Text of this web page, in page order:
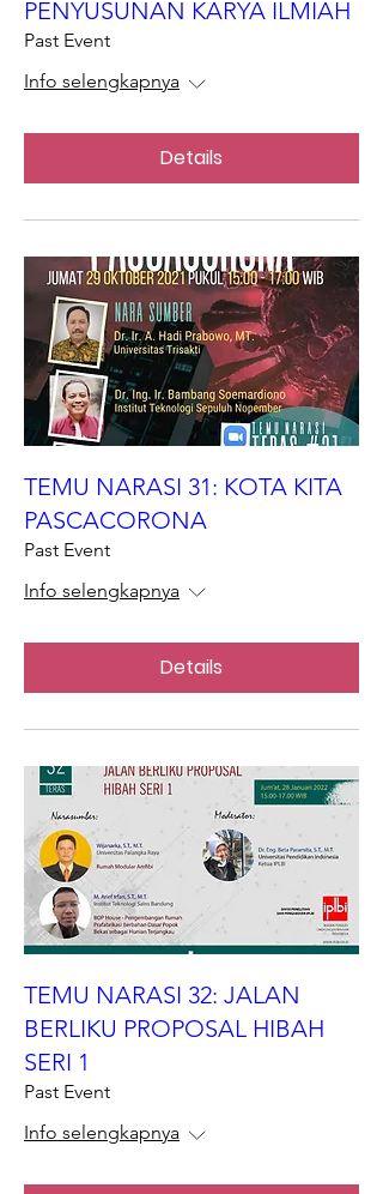
PENYUSUNAN KARYA ILMIAH
Past Event
Info selengkapnya
Details
TEMU NARASI 31: KOTA KITA
PASCACORONA
Past Event
Info selengkapnya
Details
TEMU NARASI 32: JALAN
BERLIKU PROPOSAL HIBAH
SERI 1
Past Event
Info selengkapnya